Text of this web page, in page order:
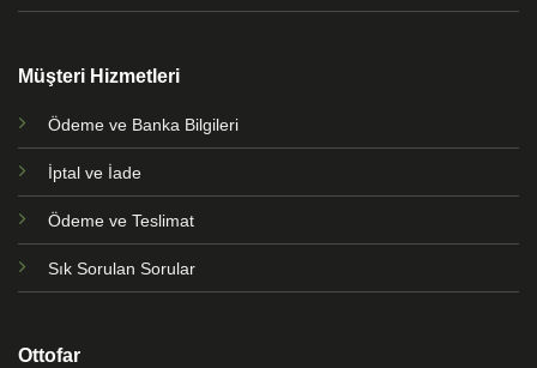
Müşteri Hizmetleri
Ödeme ve Banka Bilgileri
İptal ve İade
Ödeme ve Teslimat
Sık Sorulan Sorular
Ottofar